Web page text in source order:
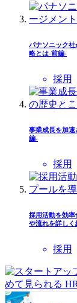
パナソニック
略とは-前編-
採用
事業成長を加
編-
採用
採用活動を効率
や流れを詳しく
採用